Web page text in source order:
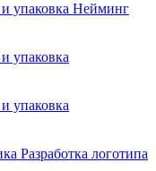
упаковка Нейминг
упаковка
упаковка
Разработка логотипа